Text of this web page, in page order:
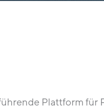
Plattform für